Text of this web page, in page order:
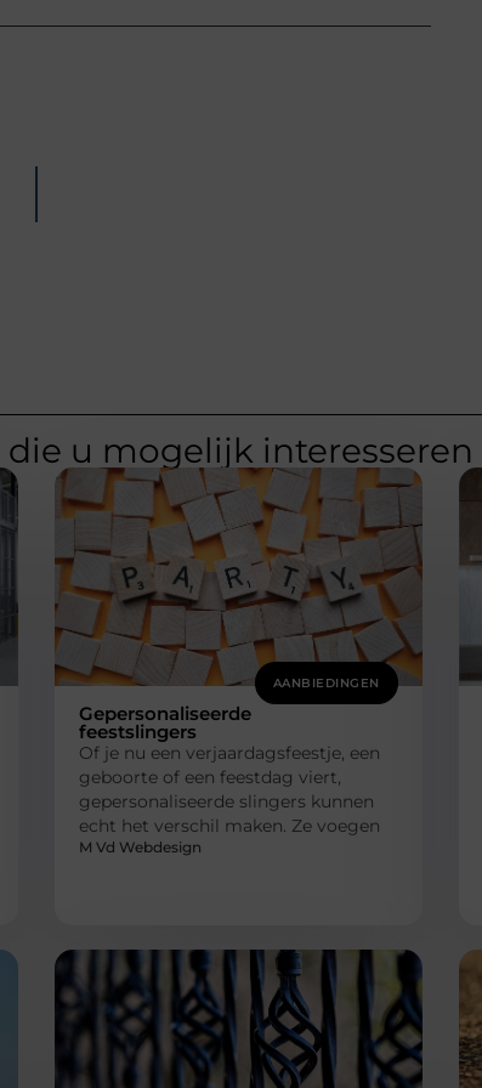
die u mogelijk interesseren
AANBIEDINGEN
Gepersonaliseerde
feestslingers
Of je nu een verjaardagsfeestje, een
geboorte of een feestdag viert,
gepersonaliseerde slingers kunnen
echt het verschil maken. Ze voegen
M Vd Webdesign